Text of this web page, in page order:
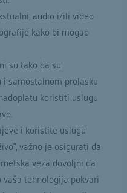
audio i/ili video
kako bi mogao
su tako da su
samostalnom prolasku
koristiti uslugu
i koristite uslugu
važno je osigurati da
veza dovoljni da
tehnologija pokvari